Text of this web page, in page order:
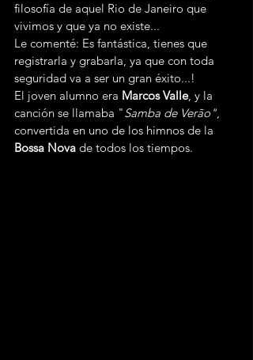
filosofía de aquel Rio de Janeiro que
vivimos y que ya no existe...
Le comenté: Es fantástica, tienes que
registrarla y grabarla, ya que con toda
seguridad va a ser un gran éxito...!
El joven alumno era Marcos Valle, y la
canción se llamaba "Samba de Verão",
convertida en uno de los himnos de la
Bossa Nova de todos los tiempos.